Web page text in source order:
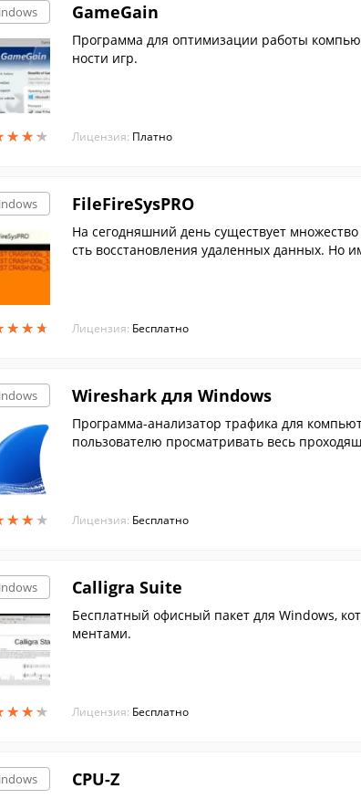
★★★
★★★
GameGain
Программа для оптимизации работы
ности игр.
Лицензия: Платно
★★★
★★★
FileFireSysPRO
На сегодняшний день существует
сть восстановления удаленных данных. Но
Лицензия: Бесплатно
★★ ★
★★ ★
Wireshark для Windows
Программа-анализатор трафика для
пользователю просматривать весь
Лицензия: Бесплатно
★★★
★★★
Calligra Suite
Бесплатный офисный пакет для Windows,
ментами.
Лицензия: Бесплатно
CPU-Z